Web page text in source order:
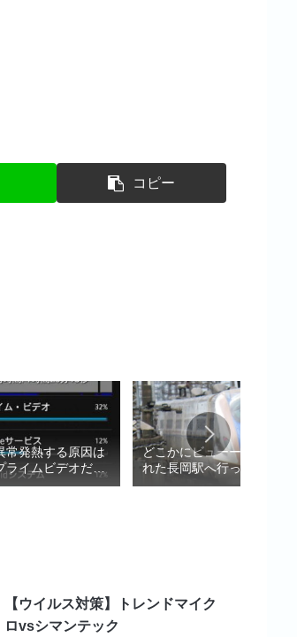
コピー
常発熱する原因は
ライムビデオだっ
どこかにビューーン！で選ば
れた長岡駅へ行ってきました
2026春1/4
【ウイルス対策】トレンドマイク
ロvsシマンテック